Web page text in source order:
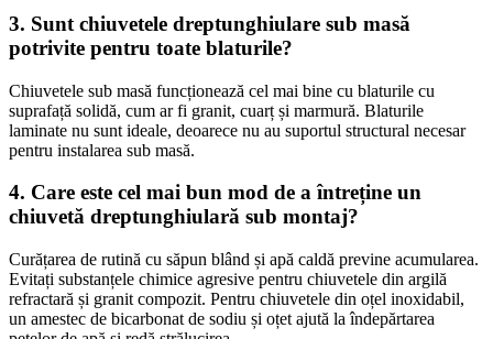
3. Sunt chiuvetele dreptunghiulare sub masă
potrivite pentru toate blaturile?
Chiuvetele sub masă funcționează cel mai bine cu blaturile cu
suprafață solidă, cum ar fi granit, cuarț și marmură. Blaturile
laminate nu sunt ideale, deoarece nu au suportul structural necesar
pentru instalarea sub masă.
4. Care este cel mai bun mod de a întreține un
chiuvetă dreptunghiulară sub montaj?
Curățarea de rutină cu săpun blând și apă caldă previne acumularea.
Evitați substanțele chimice agresive pentru chiuvetele din argilă
refractară și granit compozit. Pentru chiuvetele din oțel inoxidabil,
un amestec de bicarbonat de sodiu și oțet ajută la îndepărtarea